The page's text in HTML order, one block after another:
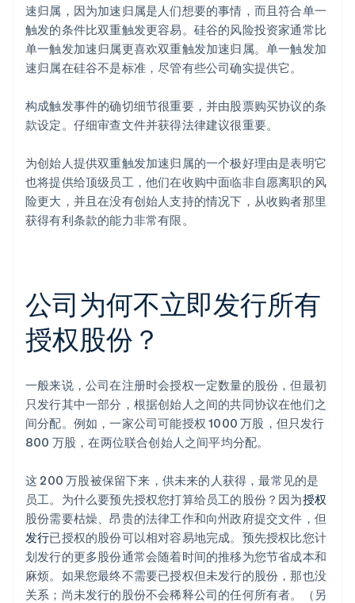
速归属，因为加速归属是人们想要的事情，而且符合单一
触发的条件比双重触发更容易。硅谷的风险投资家通常比
单一触发加速归属更喜欢双重触发加速归属。单一触发加
速归属在硅谷不是标准，尽管有些公司确实提供它。
构成触发事件的确切细节很重要，并由股票购买协议的条
款设定。仔细审查文件并获得法律建议很重要。
为创始人提供双重触发加速归属的一个极好理由是表明它
也将提供给顶级员工，他们在收购中面临非自愿离职的风
险更大，并且在没有创始人支持的情况下，从收购者那里
获得有利条款的能力非常有限。
公司为何不立即发行所有
授权股份？
一般来说，公司在注册时会授权一定数量的股份，但最初
只发行其中一部分，根据创始人之间的共同协议在他们之
间分配。例如，一家公司可能授权 1000 万股，但只发行
800 万股，在两位联合创始人之间平均分配。
这 200 万股被保留下来，供未来的人获得，最常见的是
员工。为什么要预先授权您打算给员工的股份？因为授权
股份需要枯燥、昂贵的法律工作和向州政府提交文件，但
发行已授权的股份可以相对容易地完成。预先授权比您计
划发行的更多股份通常会随着时间的推移为您节省成本和
麻烦。如果您最终不需要已授权但未发行的股份，那也没
关系；尚未发行的股份不会稀释公司的任何所有者。（另